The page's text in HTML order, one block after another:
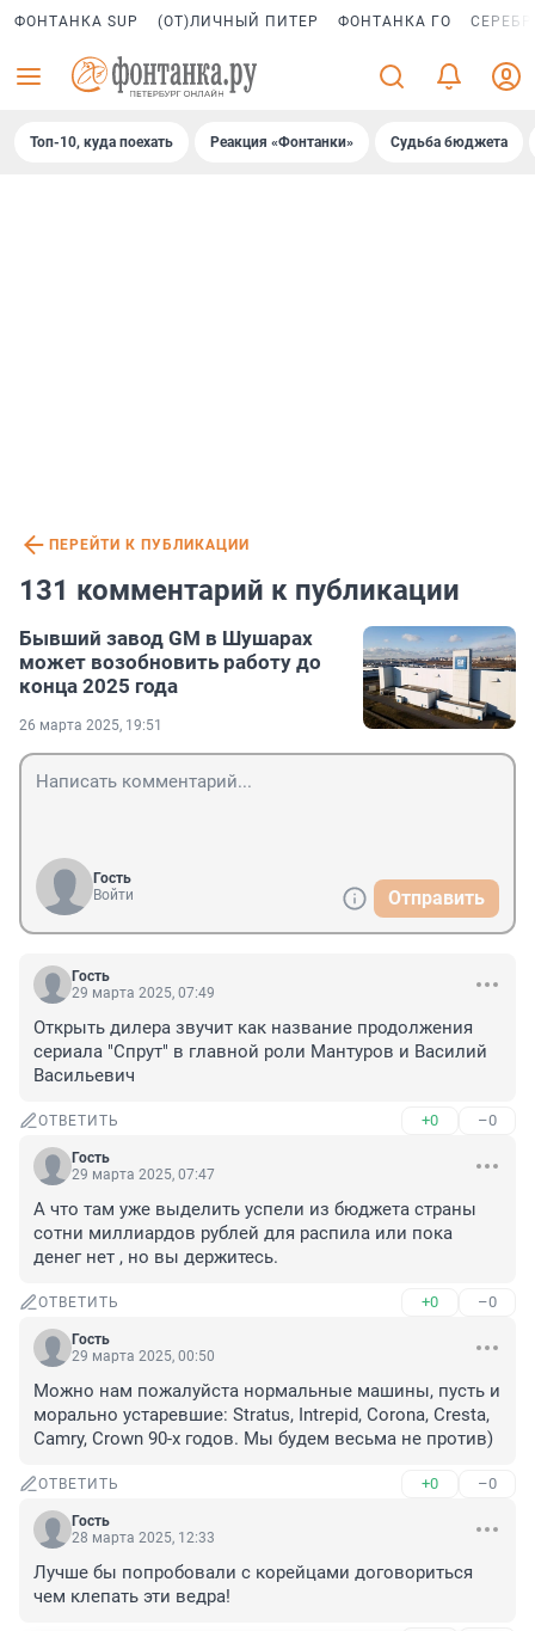
ФОНТАНКА SUP (ОТ)ЛИЧНЫЙ ПИТЕР ФОНТАНКА ГО
Топ-10, куда поехать Реакция «Фонтанки» Судьба бюджета
ПЕРЕЙТИ К ПУБЛИКАЦИИ
131 комментарий к публикации
Бывший завод GM в Шушарах
может возобновить работу до
конца 2025 года
26 марта 2025, 19:51
Гость
Войти
Отправить
Гость
29 марта 2025, 07:49
Открыть дилера звучит как название продолжения
сериала "Спрут" в главной роли Мантуров и Василий
Васильевич
ОТВЕТИТЬ +0 –0
Гость
29 марта 2025, 07:47
А что там уже выделить успели из бюджета страны
сотни миллиардов рублей для распила или пока
денег нет , но вы держитесь.
ОТВЕТИТЬ +0 –0
Гость
29 марта 2025, 00:50
Можно нам пожалуйста нормальные машины, пусть и
морально устаревшие: Stratus, Intrepid, Corona, Cresta,
Camry, Crown 90-х годов. Мы будем весьма не против)
ОТВЕТИТЬ +0 –0
Гость
28 марта 2025, 12:33
Лучше бы попробовали с корейцами договориться
чем клепать эти ведра!